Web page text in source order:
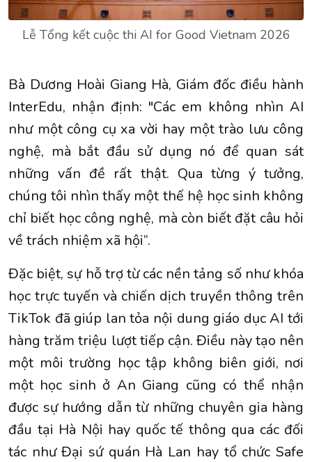
Lễ Tổng kết cuộc thi AI for Good Vietnam 2026
Bà Dương Hoài Giang Hà, Giám đốc điều hành
InterEdu, nhận định: "Các em không nhìn AI
như một công cụ xa vời hay một trào lưu công
nghệ, mà bắt đầu sử dụng nó để quan sát
những vấn đề rất thật. Qua từng ý tưởng,
chúng tôi nhìn thấy một thế hệ học sinh không
chỉ biết học công nghệ, mà còn biết đặt câu hỏi
về trách nhiệm xã hội”.
Đặc biệt, sự hỗ trợ từ các nền tảng số như khóa
học trực tuyến và chiến dịch truyền thông trên
TikTok đã giúp lan tỏa nội dung giáo dục AI tới
hàng trăm triệu lượt tiếp cận. Điều này tạo nên
một môi trường học tập không biên giới, nơi
một học sinh ở An Giang cũng có thể nhận
được sự hướng dẫn từ những chuyên gia hàng
đầu tại Hà Nội hay quốc tế thông qua các đối
tác như Đại sứ quán Hà Lan hay tổ chức Safe